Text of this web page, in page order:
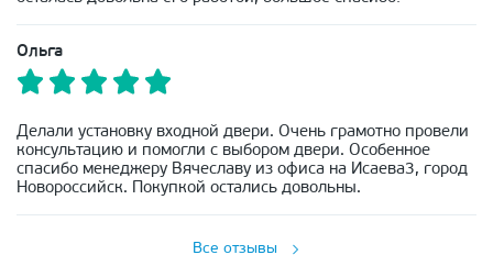
Ольга
Делали установку входной двери. Очень грамотно провели
консультацию и помогли с выбором двери. Особенное
спасибо менеджеру Вячеславу из офиса на Исаева3, город
Новороссийск. Покупкой остались довольны.
Все отзывы